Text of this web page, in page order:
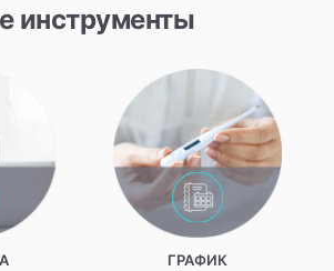
инструменты
ГРАФИК